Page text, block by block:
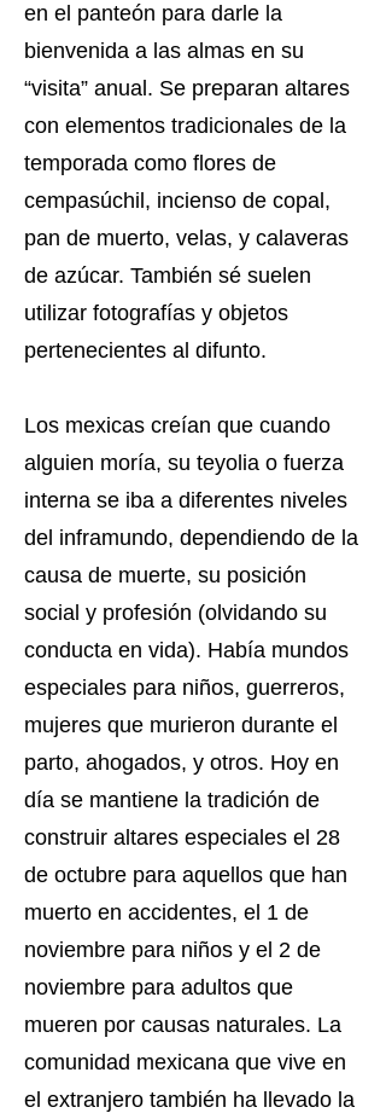
en el panteón para darle la
bienvenida a las almas en su
“visita” anual. Se preparan altares
con elementos tradicionales de la
temporada como flores de
cempasúchil, incienso de copal,
pan de muerto, velas, y calaveras
de azúcar. También sé suelen
utilizar fotografías y objetos
pertenecientes al difunto.
Los mexicas creían que cuando
alguien moría, su teyolia o fuerza
interna se iba a diferentes niveles
del inframundo, dependiendo de la
causa de muerte, su posición
social y profesión (olvidando su
conducta en vida). Había mundos
especiales para niños, guerreros,
mujeres que murieron durante el
parto, ahogados, y otros. Hoy en
día se mantiene la tradición de
construir altares especiales el 28
de octubre para aquellos que han
muerto en accidentes, el 1 de
noviembre para niños y el 2 de
noviembre para adultos que
mueren por causas naturales. La
comunidad mexicana que vive en
el extranjero también ha llevado la